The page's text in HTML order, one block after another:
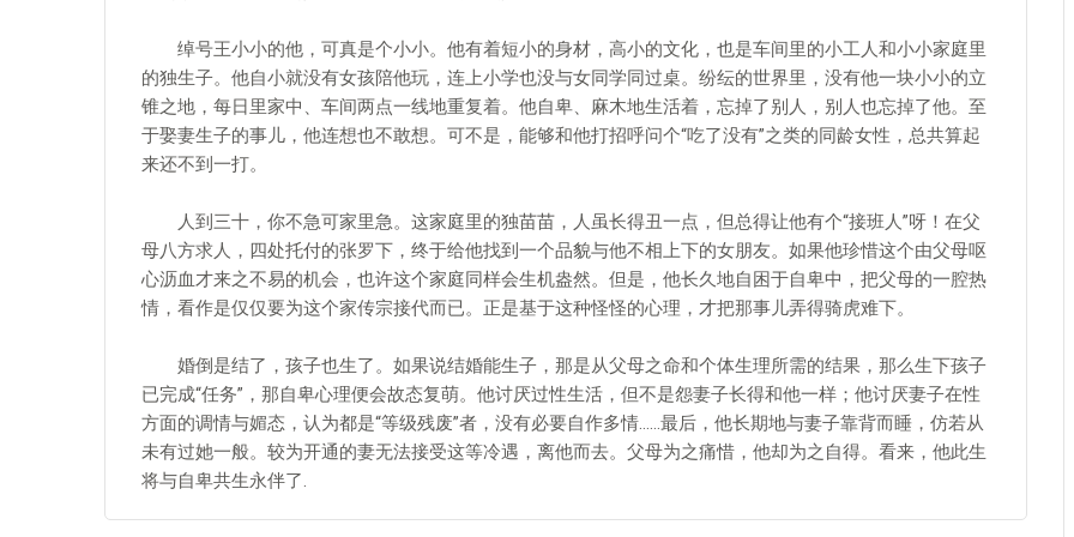
绰号王小小的他，可真是个小小。他有着短小的身材，高小的文化，也是车间里的小工人和小小家庭里
的独生子。他自小就没有女孩陪他玩，连上小学也没与女同学同过桌。纷纭的世界里，没有他一块小小的立
锥之地，每日里家中、车间两点一线地重复着。他自卑、麻木地生活着，忘掉了别人，别人也忘掉了他。至
于娶妻生子的事儿，他连想也不敢想。可不是，能够和他打招呼问个“吃了没有”之类的同龄女性，总共算起
来还不到一打。
人到三十，你不急可家里急。这家庭里的独苗苗，人虽长得丑一点，但总得让他有个“接班人”呀！在父
母八方求人，四处托付的张罗下，终于给他找到一个品貌与他不相上下的女朋友。如果他珍惜这个由父母呕
心沥血才来之不易的机会，也许这个家庭同样会生机盎然。但是，他长久地自困于自卑中，把父母的一腔热
情，看作是仅仅要为这个家传宗接代而已。正是基于这种怪怪的心理，才把那事儿弄得骑虎难下。
婚倒是结了，孩子也生了。如果说结婚能生子，那是从父母之命和个体生理所需的结果，那么生下孩子
已完成“任务”，那自卑心理便会故态复萌。他讨厌过性生活，但不是怨妻子长得和他一样；他讨厌妻子在性
方面的调情与媚态，认为都是“等级残废”者，没有必要自作多情……最后，他长期地与妻子靠背而睡，仿若从
未有过她一般。较为开通的妻无法接受这等冷遇，离他而去。父母为之痛惜，他却为之自得。看来，他此生
将与自卑共生永伴了.